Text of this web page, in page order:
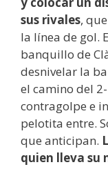
sus rivales,
la línea de gol.
banquillo de
desnivelar la
el camino del
contragolpe e
pelotita entre.
que anticipan.
quien lleva su